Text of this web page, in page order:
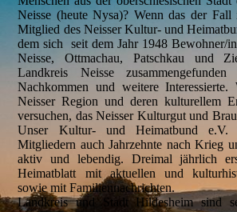
Neisse (heute Nysa)? Wenn das der
Mitglied des Neisser Kultur- und
dem sich seit dem Jahr 1948 Bewohner/
Neisse, Ottmachau, Patschkau und
Landkreis Neisse
Nachkommen und weitere
Neisser Region und deren kulturellem
versuchen, das Neisser Kulturgut und
Unser Kultur- und Heimatbund
Mitgliedern auch Jahrzehnte nach Krieg
aktiv und lebendig. Dreimal jährlich
Heimatblatt mit aktuellen und
sowie mit Familiennachrichten.
Landkreis und Stadt Hildesheim sind